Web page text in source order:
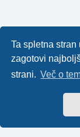
Ta spletna
zagotovi
strani. Več o